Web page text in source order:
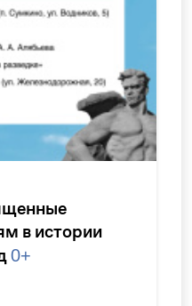
в истории
0+